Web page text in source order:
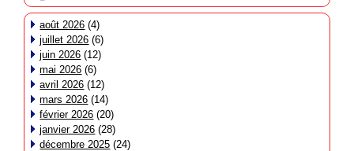
août 2026 (4)
juillet 2026 (6)
juin 2026 (12)
mai 2026 (6)
avril 2026 (12)
mars 2026 (14)
février 2026 (20)
janvier 2026 (28)
décembre 2025 (24)